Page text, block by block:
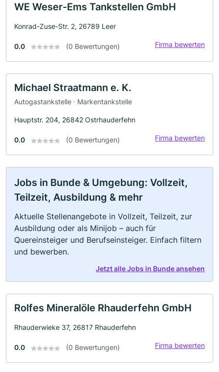
WE Weser-Ems Tankstellen GmbH
Konrad-Zuse-Str. 2, 26789 Leer
0.0 (0 Bewertungen) Firma bewerten
Michael Straatmann e. K.
Autogastankstelle · Markentankstelle
Hauptstr. 204, 26842 Ostrhauderfehn
0.0 (0 Bewertungen) Firma bewerten
Jobs in Bunde & Umgebung: Vollzeit,
Teilzeit, Ausbildung & mehr
Aktuelle Stellenangebote in Vollzeit, Teilzeit, zur
Ausbildung oder als Minijob – auch für
Quereinsteiger und Berufseinsteiger. Einfach filtern
und bewerben.
Jetzt alle Jobs in Bunde ansehen
Rolfes Mineralöle Rhauderfehn GmbH
Rhauderwieke 37, 26817 Rhauderfehn
0.0 (0 Bewertungen) Firma bewerten